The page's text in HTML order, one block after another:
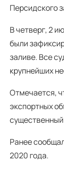
Персидского
В четверг, 2
были
заливе. Все
крупнейших
Отмечается,
экспортных
существенный
Ранее
2020 года.